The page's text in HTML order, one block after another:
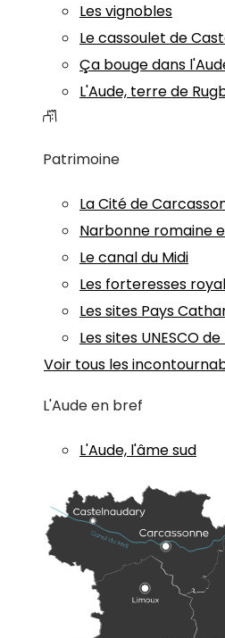
Les vignobles
Le cassoulet de
Ça bouge dans
L'Aude, terre de
Patrimoine
La Cité de
Narbonne romaine
Le canal du Midi
Les forteresses
Les sites Pays
Les sites UNESCO
Voir tous les
L'Aude en bref
L'Aude, l'âme sud